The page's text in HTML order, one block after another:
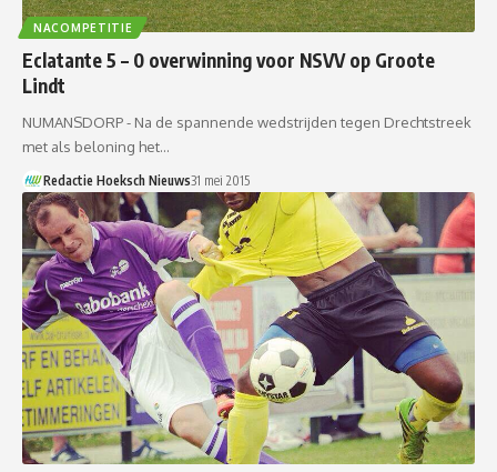
NACOMPETITIE
Eclatante 5 – 0 overwinning voor NSVV op Groote
Lindt
NUMANSDORP - Na de spannende wedstrijden tegen Drechtstreek
met als beloning het…
Redactie Hoeksch Nieuws31 mei 2015